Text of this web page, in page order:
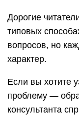
Дорогие
типовых
вопросов, но
характер.
Если вы хотите
проблему —
консультанта